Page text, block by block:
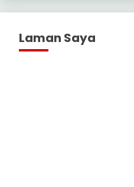
Laman Saya